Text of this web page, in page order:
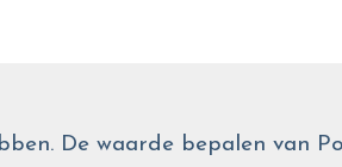
De waarde bepalen van